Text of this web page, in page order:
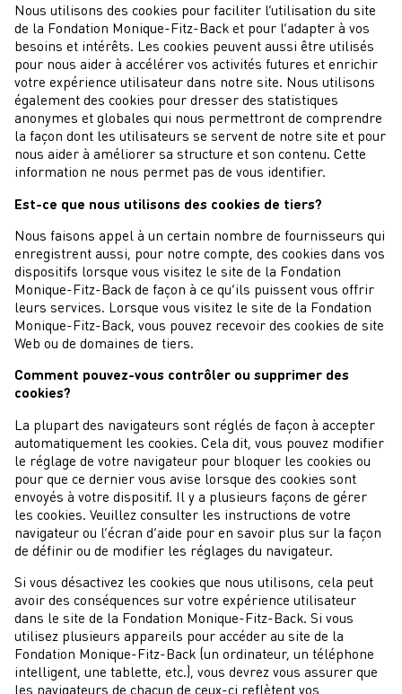
Nous utilisons des cookies pour faciliter l’utilisation du site
de la Fondation Monique-Fitz-Back et pour l’adapter à vos
besoins et intérêts. Les cookies peuvent aussi être utilisés
pour nous aider à accélérer vos activités futures et enrichir
votre expérience utilisateur dans notre site. Nous utilisons
également des cookies pour dresser des statistiques
anonymes et globales qui nous permettront de comprendre
la façon dont les utilisateurs se servent de notre site et pour
nous aider à améliorer sa structure et son contenu. Cette
information ne nous permet pas de vous identifier.
Est-ce que nous utilisons des cookies de tiers?
Nous faisons appel à un certain nombre de fournisseurs qui
enregistrent aussi, pour notre compte, des cookies dans vos
dispositifs lorsque vous visitez le site de la Fondation
Monique-Fitz-Back de façon à ce qu’ils puissent vous offrir
leurs services. Lorsque vous visitez le site de la Fondation
Monique-Fitz-Back, vous pouvez recevoir des cookies de site
Web ou de domaines de tiers.
Comment pouvez-vous contrôler ou supprimer des
cookies?
La plupart des navigateurs sont réglés de façon à accepter
automatiquement les cookies. Cela dit, vous pouvez modifier
le réglage de votre navigateur pour bloquer les cookies ou
pour que ce dernier vous avise lorsque des cookies sont
envoyés à votre dispositif. Il y a plusieurs façons de gérer
les cookies. Veuillez consulter les instructions de votre
navigateur ou l’écran d’aide pour en savoir plus sur la façon
de définir ou de modifier les réglages du navigateur.
Si vous désactivez les cookies que nous utilisons, cela peut
avoir des conséquences sur votre expérience utilisateur
dans le site de la Fondation Monique-Fitz-Back. Si vous
utilisez plusieurs appareils pour accéder au site de la
Fondation Monique-Fitz-Back (un ordinateur, un téléphone
intelligent, une tablette, etc.), vous devrez vous assurer que
les navigateurs de chacun de ceux-ci reflètent vos